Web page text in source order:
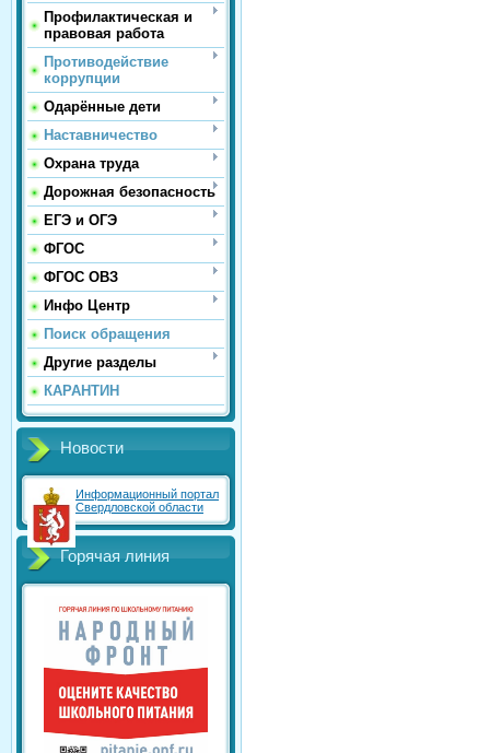
Профилактическая и
правовая работа
Противодействие
коррупции
Одарённые дети
Наставничество
Охрана труда
Дорожная безопасность
ЕГЭ и ОГЭ
ФГОС
ФГОС ОВЗ
Инфо Центр
Поиск обращения
Другие разделы
КАРАНТИН
Новости
Информационный портал
Свердловской области
Горячая линия